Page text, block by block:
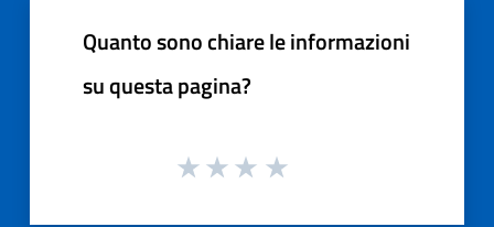
Quanto sono chiare le informazioni
su questa pagina?